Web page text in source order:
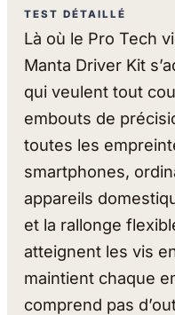
TEST DÉTAILLÉ
Là où le Pro Tech
Manta Driver Kit
qui veulent tout
embouts de
toutes les
smartphones,
appareils
et la rallonge
atteignent les vis
maintient chaque
comprend pas